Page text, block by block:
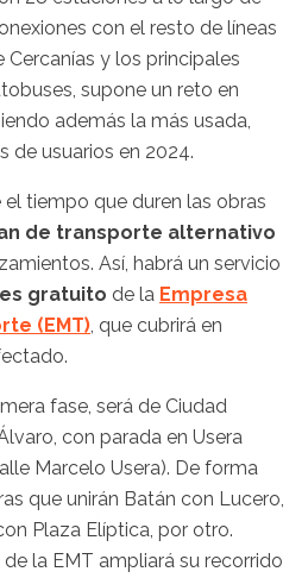
con el resto de líneas
Cercanías y los principales
supone un reto en
además la más usada,
de usuarios en 2024.
tiempo que duren las obras
de transporte alternativo
Así, habrá un servicio
gratuito de la Empresa
(EMT), que cubrirá en
fase, será de Ciudad
con parada en Usera
Marcelo Usera). De forma
que unirán Batán con Lucero,
Plaza Elíptica, por otro.
la EMT ampliará su recorrido